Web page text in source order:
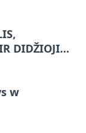
DIDŽIOJI
w